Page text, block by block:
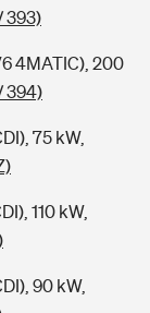
393)
4MATIC), 200
394)
75 kW,
110 kW,
90 kW,